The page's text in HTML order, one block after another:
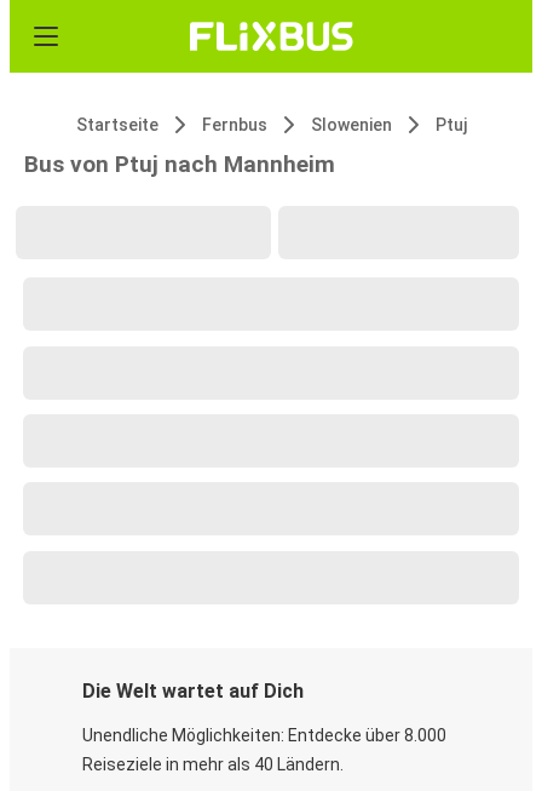
Startseite Fernbus Slowenien Ptuj
Bus von Ptuj nach Mannheim
Die Welt wartet auf Dich
Unendliche Möglichkeiten: Entdecke über 8.000
Reiseziele in mehr als 40 Ländern.